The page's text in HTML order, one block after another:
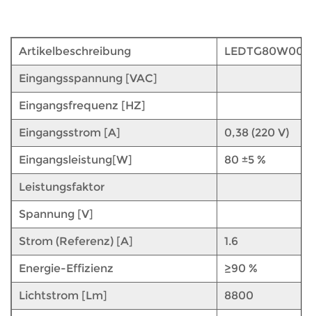
Artikelbeschreibung
Eingangsspannung [VAC]
Eingangsfrequenz [HZ]
Eingangsstrom [A] 0,38 (220 V)
Eingangsleistung[W] 80 ±5 %
Leistungsfaktor
Spannung [V]
Strom (Referenz) [A] 1.6
Energie-Effizienz ≥90 %
Lichtstrom [Lm] 8800